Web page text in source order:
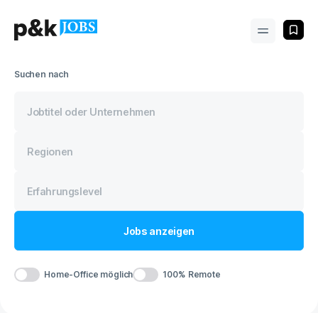
Suchen nach
Jobs anzeigen
Home-Office möglich 100% Remote